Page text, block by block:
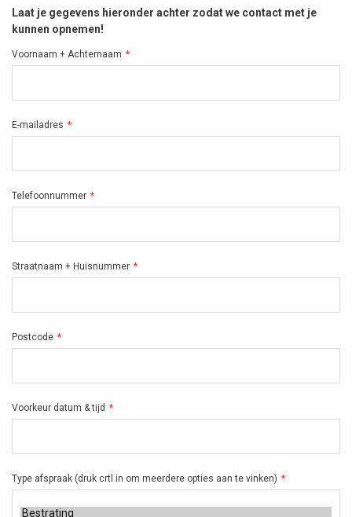
Laat je gegevens hieronder achter zodat we contact met je
kunnen opnemen!
Voornaam + Achternaam
E-mailadres
Telefoonnummer
Straatnaam + Huisnummer
Postcode
Voorkeur datum & tijd
Type afspraak (druk crtl in om meerdere opties aan te vinken)